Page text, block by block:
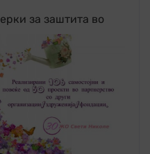
ерки за заштита во